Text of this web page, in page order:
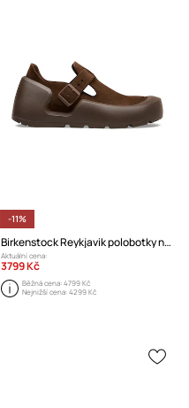
-11%
Birkenstock Reykjavik polobotky na plochém podpatku dámské nubukové
Aktuální cena:
3799 Kč
Běžná cena:4799 Kč
Nejnižší cena:4299 Kč